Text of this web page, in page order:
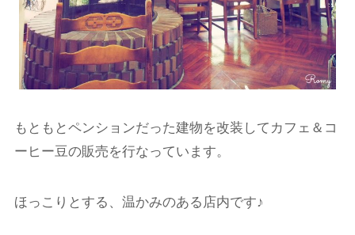
もともとペンションだった建物を改装してカフェ＆コ
ーヒー豆の販売を行なっています。
ほっこりとする、温かみのある店内です♪